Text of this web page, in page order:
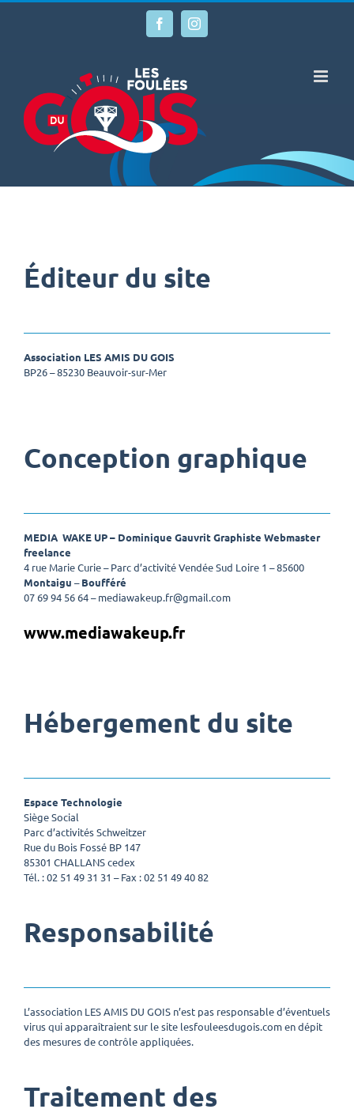
Passer
FacebookInstagram
Éditeur du site
Association LES AMIS DU GOIS
BP26 – 85230 Beauvoir-sur-Mer
Conception graphique
MEDIA WAKE UP – Dominique Gauvrit Graphiste Webmaster
freelance
4 rue Marie Curie – Parc d’activité Vendée Sud Loire 1 – 85600
Montaigu –Boufféré
07 69 94 56 64 – mediawakeup.fr@gmail.com
www.mediawakeup.fr
Hébergement du site
Espace Technologie
Siège Social
Parc d’activités Schweitzer
Rue du Bois Fossé BP 147
85301 CHALLANS cedex
Tél. : 02 51 49 31 31 – Fax : 02 51 49 40 82
Responsabilité
L’association LES AMIS DU GOIS n’est pas responsable d’éventuels
virus qui apparaîtraient sur le site lesfouleesdugois.com en dépit
des mesures de contrôle appliquées.
Traitement des